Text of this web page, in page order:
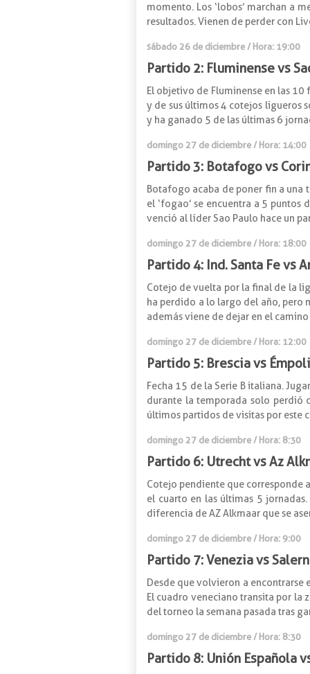
momento. Los ‘lobos’ marchan a
resultados. Vienen de perder con
sábado 26 de diciembre / Hora: 19:00
Partido 2: Fluminense vs
El objetivo de Fluminense en las 10
y de sus últimos 4 cotejos ligueros
y ha ganado 5 de las últimas 6
domingo 27 de diciembre / Hora: 14:00
Partido 3: Botafogo vs
Botafogo acaba de poner fin a una
el ‘fogao’ se encuentra a 5
venció al líder Sao Paulo hace un
domingo 27 de diciembre / Hora: 18:00
Partido 4: Ind. Santa Fe vs
Cotejo de vuelta por la final de la
ha perdido a lo largo del año, pero
además viene de dejar en el
domingo 27 de diciembre / Hora: 12:00
Partido 5: Brescia vs Émpoli
Fecha 15 de la Serie B italiana.
durante la temporada solo perdió
últimos partidos de visitas por este
domingo 27 de diciembre / Hora: 8:30
Partido 6: Utrecht vs Az
Cotejo pendiente que corresponde
el cuarto en las últimas 5
diferencia de AZ Alkmaar que se
domingo 27 de diciembre / Hora: 9:00
Partido 7: Venezia vs
Desde que volvieron a encontrarse
El cuadro veneciano transita por la
del torneo la semana pasada tras
domingo 27 de diciembre / Hora: 8:30
Partido 8: Unión Española